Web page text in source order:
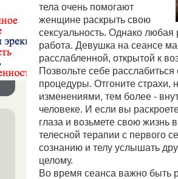
тела очень помогают
женщине раскрыть свою
сексуальность. Однако
работа. Девушка на сеансе
расслабленной, открытой к
Позвольте себе
процедуры. Отгоните страхи,
изменениями, тем более -
человеке. И если вы
глаза и возьмете свою жизнь
телесной терапии с первого
сознанию и телу услышать
целому.
Во время сеанса важно быть